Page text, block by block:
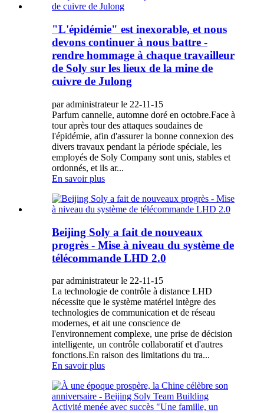
"L'épidémie" est inexorable, et nous
devons continuer à nous battre -
rendre hommage à chaque travailleur
de Soly sur les lieux de la mine de
cuivre de Julong
par administrateur le 22-11-15
Parfum cannelle, automne doré en octobre.Face à
tour après tour des attaques soudaines de
l'épidémie, afin d'assurer la bonne connexion des
divers travaux pendant la période spéciale, les
employés de Soly Company sont unis, stables et
ordonnés, et ils ar...
En savoir plus
Beijing Soly a fait de nouveaux
progrès - Mise à niveau du système de
télécommande LHD 2.0
par administrateur le 22-11-15
La technologie de contrôle à distance LHD
nécessite que le système matériel intègre des
technologies de communication et de réseau
modernes, et ait une conscience de
l'environnement complexe, une prise de décision
intelligente, un contrôle collaboratif et d'autres
fonctions.En raison des limitations du tra...
En savoir plus